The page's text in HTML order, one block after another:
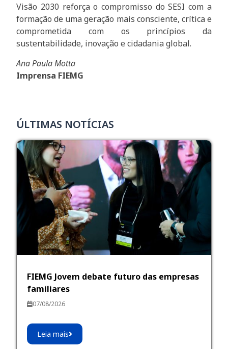
Visão 2030 reforça o compromisso do SESI com a
formação de uma geração mais consciente, crítica e
comprometida com os princípios da
sustentabilidade, inovação e cidadania global.
Ana Paula Motta
Imprensa FIEMG
ÚLTIMAS NOTÍCIAS
FIEMG Jovem debate futuro das empresas
familiares
07/08/2026
Leia mais